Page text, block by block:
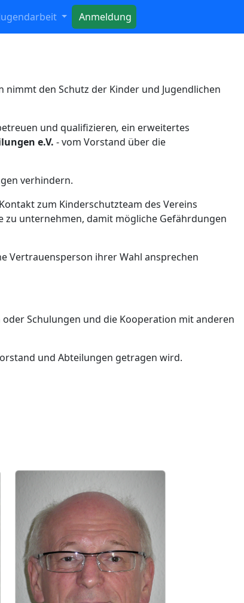
Anmeldung
den Schutz der Kinder und Jugendlichen
und qualifizieren, ein erweitertes
e.V. - vom Vorstand über die
verhindern.
zum Kinderschutzteam des Vereins
zu unternehmen, damit mögliche Gefährdungen
Vertrauensperson ihrer Wahl ansprechen
Schulungen und die Kooperation mit anderen
und Abteilungen getragen wird.